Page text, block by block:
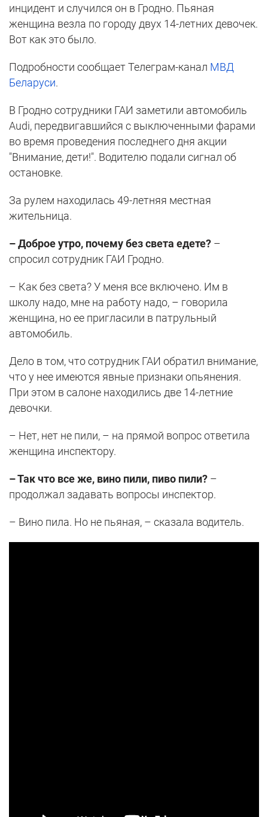
инцидент и случился он в Гродно. Пьяная
женщина везла по городу двух 14-летних девочек.
Вот как это было.
Подробности сообщает Телеграм-канал МВД
Беларуси.
В Гродно сотрудники ГАИ заметили автомобиль
Audi, передвигавшийся с выключенными фарами
во время проведения последнего дня акции
"Внимание, дети!". Водителю подали сигнал об
остановке.
За рулем находилась 49-летняя местная
жительница.
– Доброе утро, почему без света едете? –
спросил сотрудник ГАИ Гродно.
– Как без света? У меня все включено. Им в
школу надо, мне на работу надо, – говорила
женщина, но ее пригласили в патрульный
автомобиль.
Дело в том, что сотрудник ГАИ обратил внимание,
что у нее имеются явные признаки опьянения.
При этом в салоне находились две 14-летние
девочки.
– Нет, нет не пили, – на прямой вопрос ответила
женщина инспектору.
– Так что все же, вино пили, пиво пили? –
продолжал задавать вопросы инспектор.
– Вино пила. Но не пьяная, – сказала водитель.